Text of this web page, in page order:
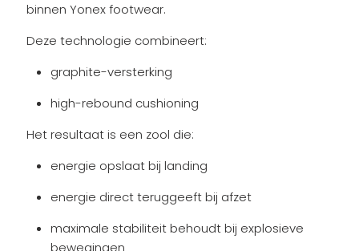
binnen Yonex footwear.
Deze technologie combineert:
graphite-versterking
high-rebound cushioning
Het resultaat is een zool die:
energie opslaat bij landing
energie direct teruggeeft bij afzet
maximale stabiliteit behoudt bij explosieve
bewegingen